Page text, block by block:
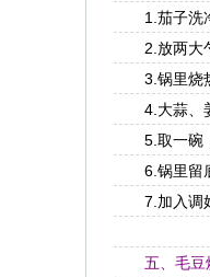
1.茄子洗净
2.放两大勺
3.锅里烧热
4.大蒜、姜
5.取一碗，
6.锅里留底
7.加入调好
五、毛豆